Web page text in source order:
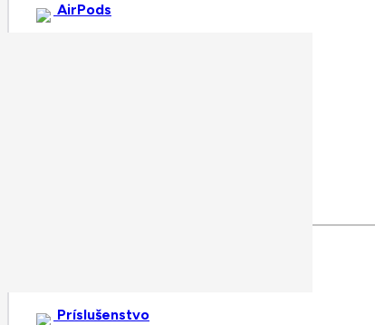
AirPods
Príslušenstvo